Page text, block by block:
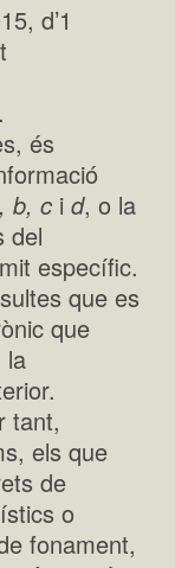
d’1
és
b, c i d, o la
del
específic.
que es
que
la
tant,
els que
de
o
fonament,